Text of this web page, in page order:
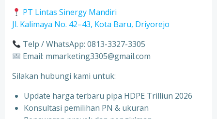
PT Lintas Sinergy Mandiri
Jl. Kalimaya No. 42–43, Kota Baru, Driyorejo
Telp / WhatsApp: 0813-3327-3305
Email: mmarketing3305@gmail.com
Silakan hubungi kami untuk:
Update harga terbaru pipa HDPE Trilliun 2026
Konsultasi pemilihan PN & ukuran